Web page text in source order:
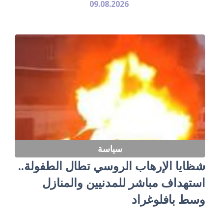
09.08.2026
سياسة
شظايا الإرهاب الروسي تطال الطفولة..
استهداف مباشر للمدنيين والمنازل
وسط بافلوغراد